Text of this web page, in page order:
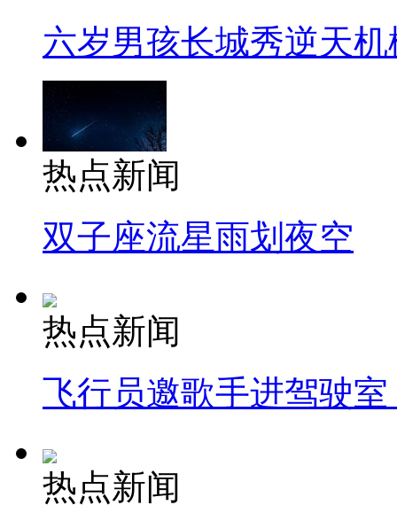
六岁男孩长城秀逆天机
热点新闻
双子座流星雨划夜空
热点新闻
飞行员邀歌手进驾驶
热点新闻